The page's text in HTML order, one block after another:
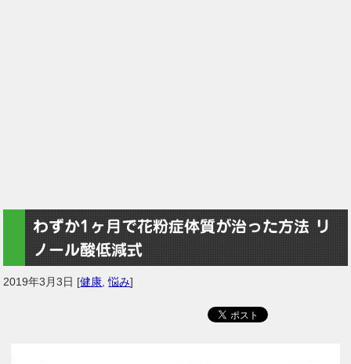
わずか1ヶ月で花粉症体質が治った方法 リ
ノール酸低減式
2019年3月3日 [健康 ,悩み]